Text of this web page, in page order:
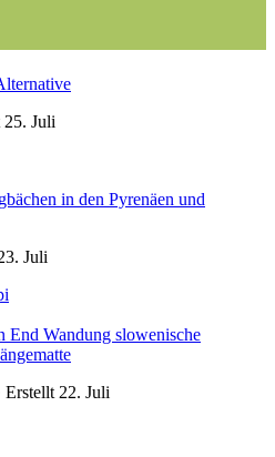
25. Juli
in den Pyrenäen und
Juli
End Wandung slowenische
Erstellt 22. Juli